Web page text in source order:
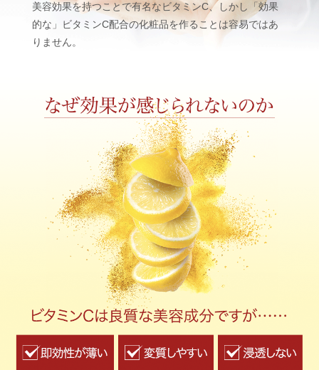
美容効果を持つことで有名なビタミンC、しかし「効果
的な」ビタミンC配合の化粧品を作ることは容易ではあ
りません。